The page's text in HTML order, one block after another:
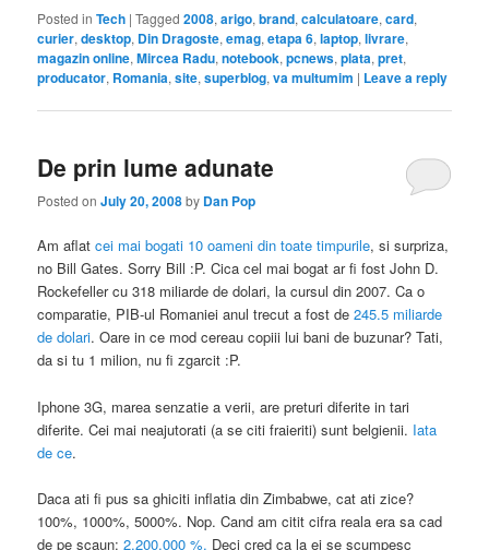
Posted in Tech |Tagged 2008,arigo,brand,calculatoare,card,
curier,desktop, Din Dragoste,emag,etapa 6,laptop,livrare,
magazin online,Mircea Radu,notebook,pcnews,plata,pret,
producator, Romania,site,superblog,va multumim | Leave a reply
De prin lume adunate
Posted onJuly 20, 2008by Dan Pop
Am aflatcei mai bogati 10 oameni din toate timpurile, si surpriza,
no Bill Gates. Sorry Bill :P. Cica cel mai bogat ar fi fost John D.
Rockefeller cu 318 miliarde de dolari, la cursul din 2007. Ca o
comparatie, PIB-ul Romaniei anul trecut a fost de245.5 miliarde
de dolari. Oare in ce mod cereau copiii lui bani de buzunar? Tati,
da si tu 1 milion, nu fi zgarcit :P.
Iphone 3G, marea senzatie a verii, are preturi diferite in tari
diferite. Cei mai neajutorati (a se citi fraieriti) sunt belgienii. Iata
de ce.
Daca ati fi pus sa ghiciti inflatia din Zimbabwe, cat ati zice?
100%, 1000%, 5000%. Nop. Cand am citit cifra reala era sa cad
de pe scaun:2.200.000 %. Deci cred ca la ei se scumpesc